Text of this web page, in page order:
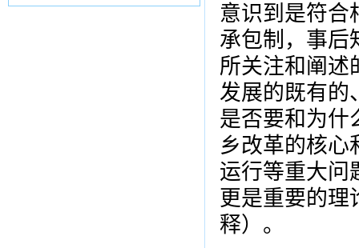
意识到是符合
承包制，事后
所关注和阐述
发展的既有的
是否要和为什
乡改革的核心
运行等重大问
更是重要的理
释）。